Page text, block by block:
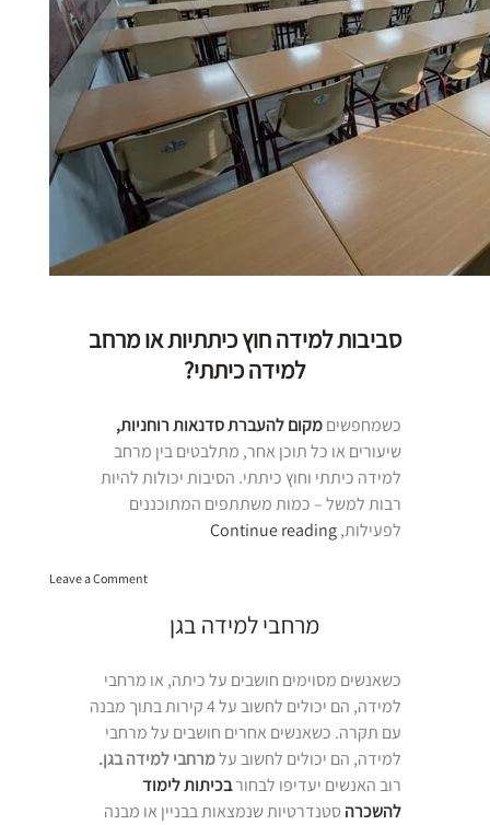
סביבות למידה חוץ כיתתיות או מרחב
למידה כיתתי?
כשמחפשים מקום להעברת סדנאות רוחניות,
שיעורים או כל תוכן אחר, מתלבטים בין מרחב
למידה כיתתי וחוץ כיתתי. הסיבות יכולות להיות
רבות למשל – כמות משתתפים המתוכננים
לפעילות, Continue reading“מרחב
כיתתי”
Leave a Commenton
מרחבי למידה בגן
כשאנשים מסוימים חושבים על כיתה, או מרחבי
למידה, הם יכולים לחשוב על 4 קירות בתוך מבנה
עם תקרה. כשאנשים אחרים חושבים על מרחבי
למידה, הם יכולים לחשוב עלמרחבי למידה בגן.
רוב האנשים יעדיפו לבחורבכיתות לימוד
להשכרה סטנדרטיות שנמצאות בבניין או מבנה